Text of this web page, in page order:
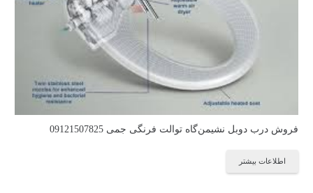
فروش درب دوبل نشیمن‌گاه توالت فرنگی جمی 09121507825
اطلاعات بیشتر